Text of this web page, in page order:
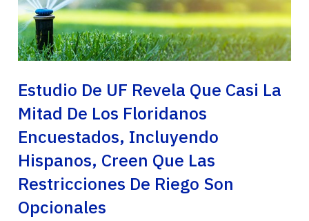
Estudio De UF Revela Que Casi La
Mitad De Los Floridanos
Encuestados, Incluyendo
Hispanos, Creen Que Las
Restricciones De Riego Son
Opcionales